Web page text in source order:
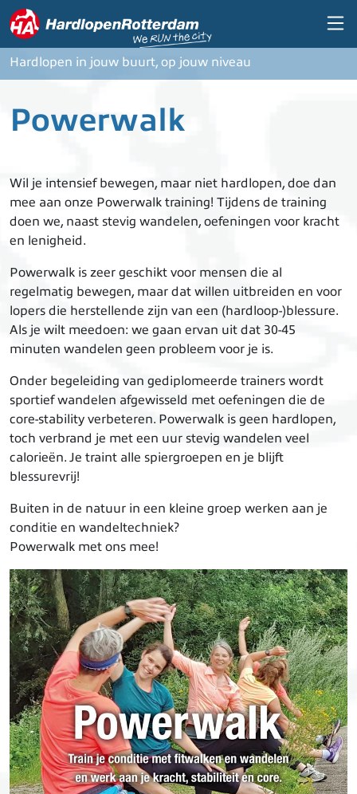
Overslaan en naar de inhoud gaan
Hardlopen in jouw buurt, op jouw niveau
Powerwalk
Wil je intensief bewegen, maar niet hardlopen, doe dan
mee aan onze Powerwalk training! Tijdens de training
doen we, naast stevig wandelen, oefeningen voor kracht
en lenigheid.
Powerwalk is zeer geschikt voor mensen die al
regelmatig bewegen, maar dat willen uitbreiden en voor
lopers die herstellende zijn van een (hardloop-)blessure.
Als je wilt meedoen: we gaan ervan uit dat 30-45
minuten wandelen geen probleem voor je is.
Onder begeleiding van gediplomeerde trainers wordt
sportief wandelen afgewisseld met oefeningen die de
core-stability verbeteren. Powerwalk is geen hardlopen,
toch verbrand je met een uur stevig wandelen veel
calorieën. Je traint alle spiergroepen en je blijft
blessurevrij!
Buiten in de natuur in een kleine groep werken aan je
conditie en wandeltechniek?
Powerwalk met ons mee!